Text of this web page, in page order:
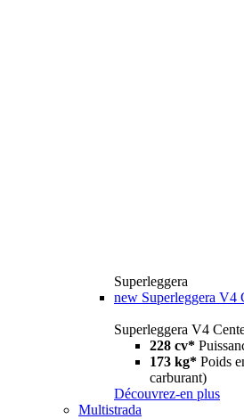
Superleggera
new Superleggera V4
Superleggera V4
228 cv*
173 kg* Poids
carburant)
Découvrez-en plus
Multistrada